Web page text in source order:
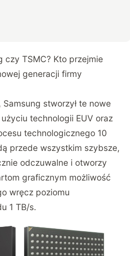
czy TSMC? Kto przejmie
generacji firmy
stworzył te nowe
technologii EUV oraz
technologicznego 10
przede wszystkim szybsze,
odczuwalne i otworzy
graficznym możliwość
wręcz poziomu
1 TB/s.